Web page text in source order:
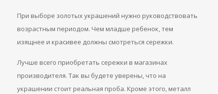
При выборе золотых украшений нужно руководствовать
возрастным периодом. Чем младше ребенок, тем
изящнее и красивее должны смотреться сережки.
Лучше всего приобретать сережки в магазинах
производителя. Так вы будете уверены, что на
украшении стоит реальная проба. Кроме этого, металл